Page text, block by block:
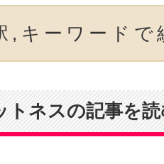
,キーワードで
トネスの記事を